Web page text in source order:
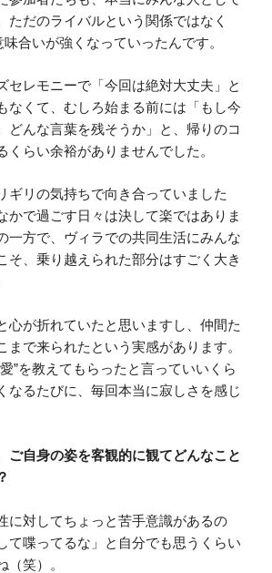
ただのライバルという関係ではなく
味合いが強くなっていったんです。
セレモニーで「今回は絶対大丈夫」と
なくて、むしろ始まる前には「もし今
どんな言葉を残そうか」と、帰りのコ
くらい余裕がありませんでした。
ギリの気持ちで向き合っていました
かで過ごす日々は決して楽ではありま
一方で、ヴィラでの共同生活にみんな
そ、乗り越えられた部分はすごく大き
心が折れていたと思いますし、仲間た
まで来られたという実感があります。
”を教えてもらったと言っていいくら
なるたびに、毎回本当に寂しさを感じ
自身の姿を客観的に観てどんなこと
に対してちょっと苦手意識があるの
て喋ってるな」と自分でも思うくらい
（笑）。